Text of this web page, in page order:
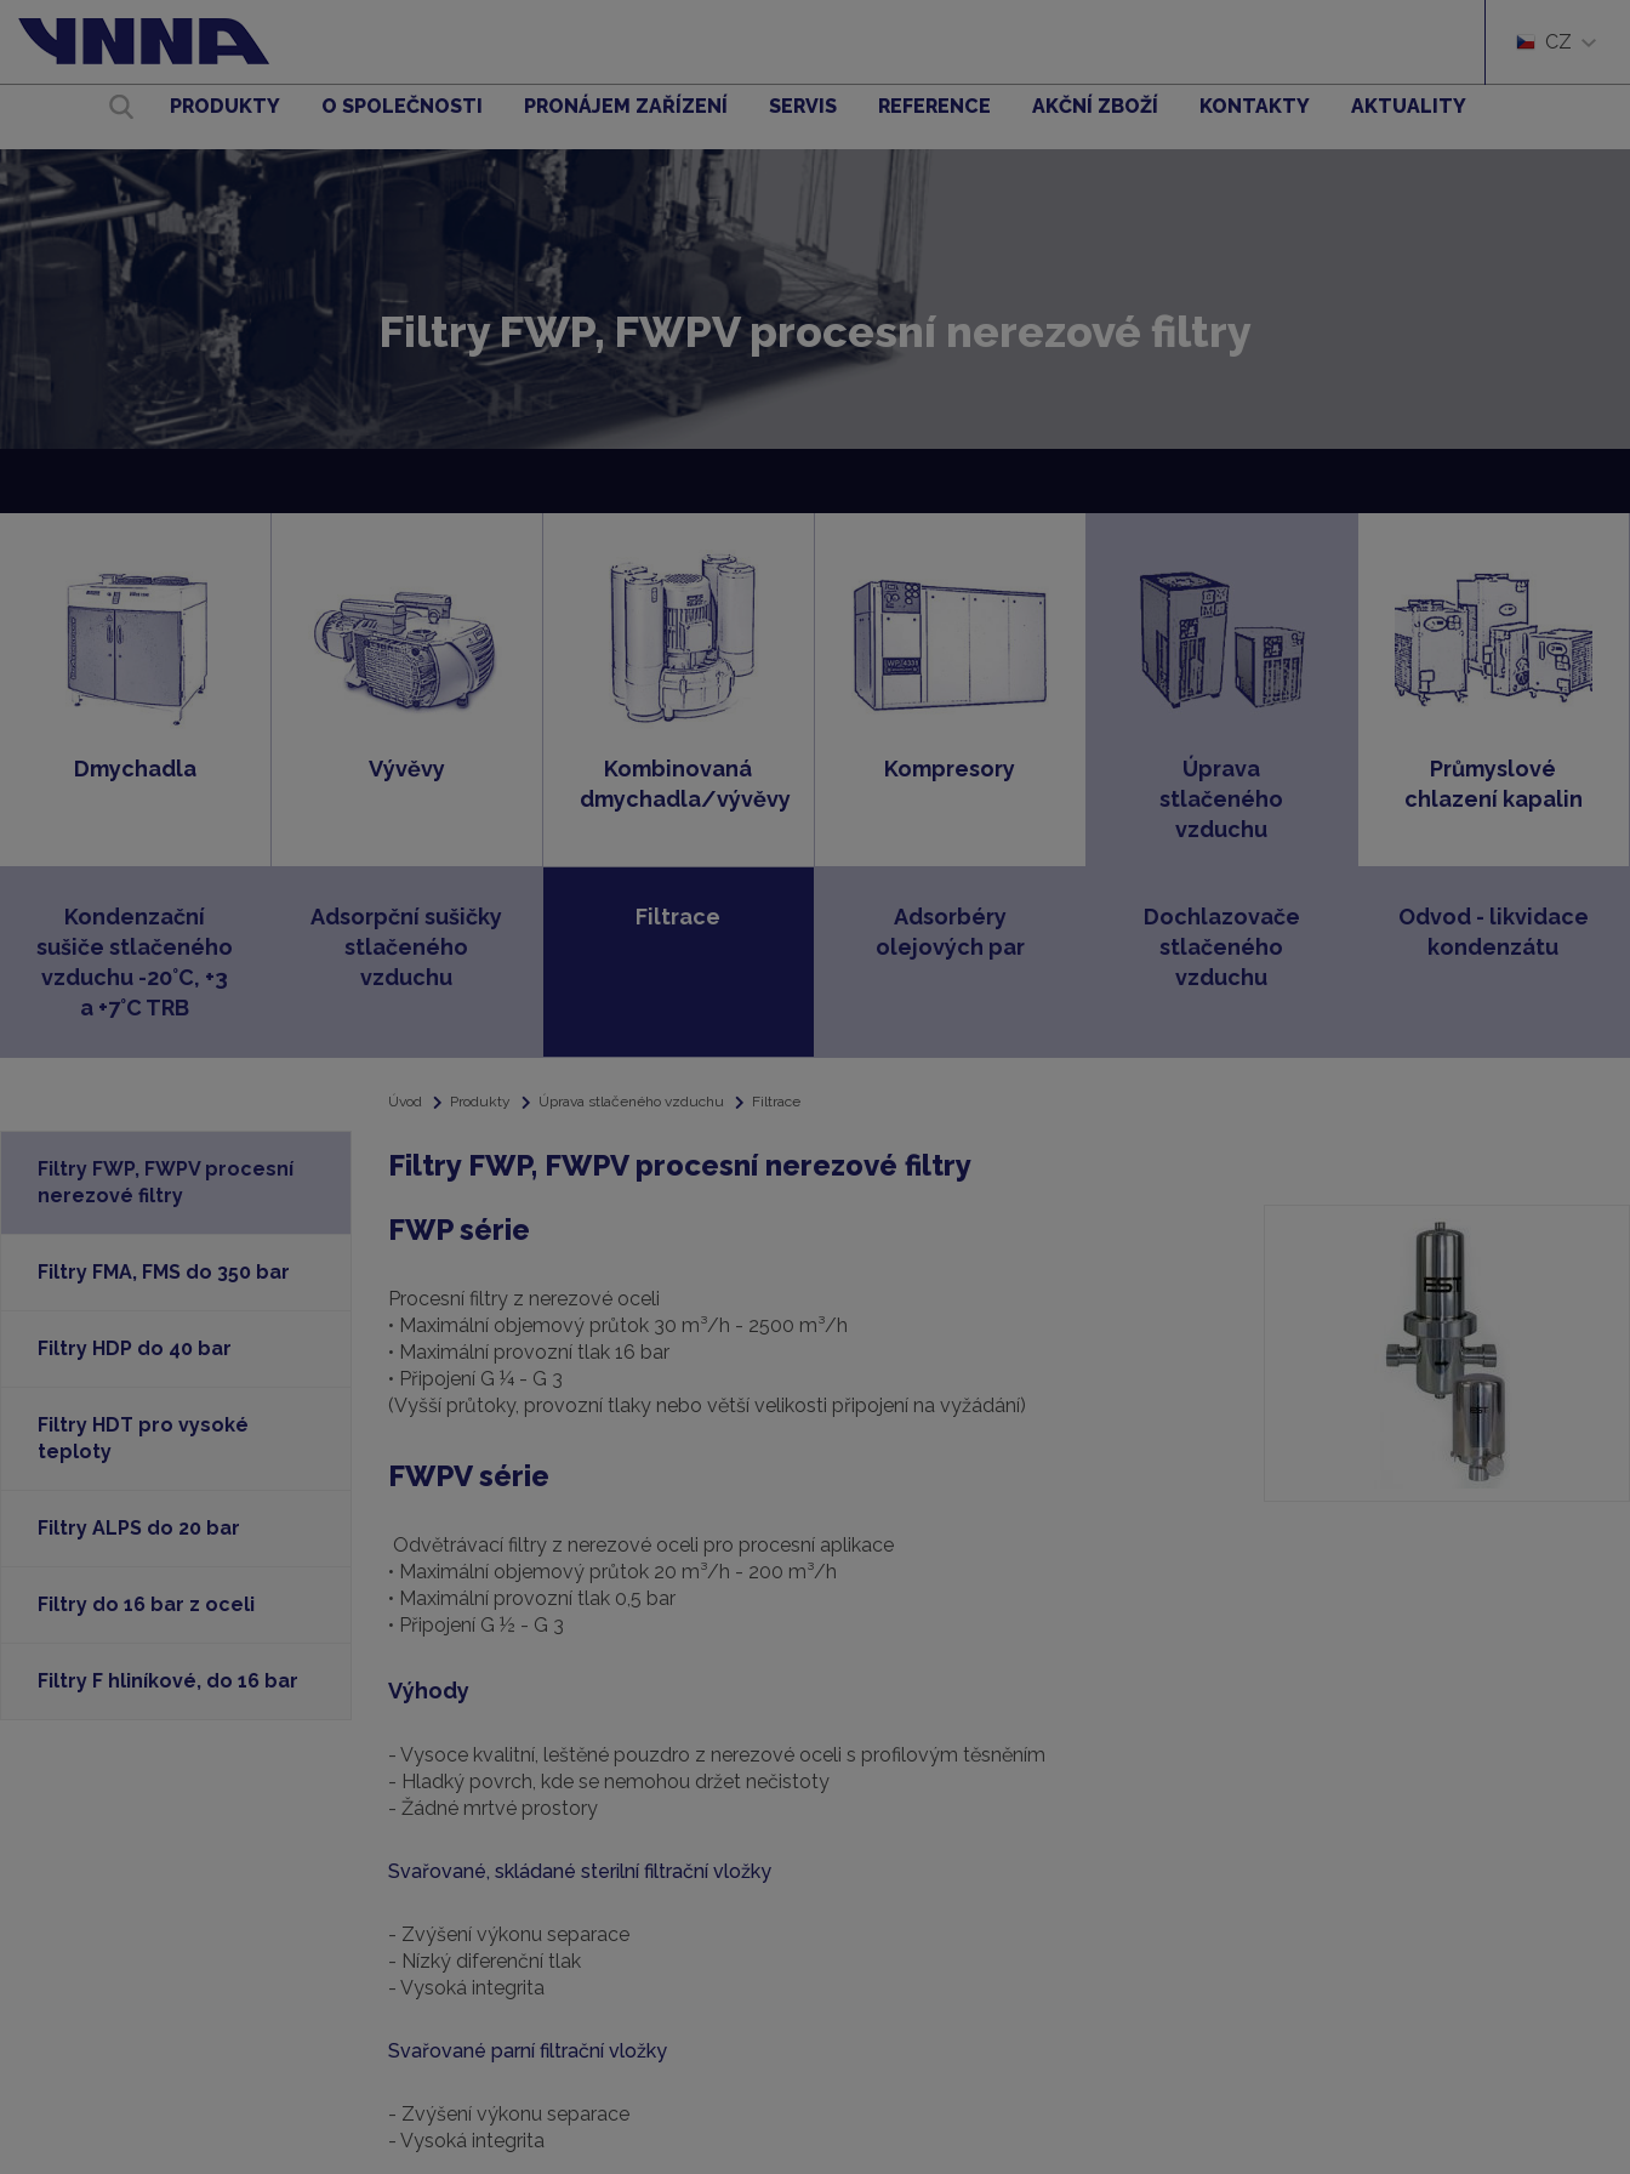
CZ
PRODUKTY O SPOLEČNOSTI PRONÁJEM ZAŘÍZENÍ SERVIS REFERENCE AKČNÍ ZBOŽÍ KONTAKTY AKTUALITY
Filtry FWP, FWPV procesní nerezové filtry
Dmychadla Vývěvy
Kombinovaná
dmychadla/vývěvy
Kompresory
Úprava
stlačeného
vzduchu
Průmyslové
chlazení kapalin
Kondenzační
sušiče stlačeného
vzduchu -20°C, +3
a +7°C TRB
Adsorpční sušičky
stlačeného
vzduchu
Filtrace
Adsorbéry
olejových par
Dochlazovače
stlačeného
vzduchu
Odvod - likvidace
kondenzátu
Úvod Produkty Úprava stlačeného vzduchu Filtrace
Filtry FWP, FWPV procesní nerezové filtry
FWP série
Procesní filtry z nerezové oceli
• Maximální objemový průtok 30 m³/h - 2500 m³/h
• Maximální provozní tlak 16 bar
• Připojení G ¼ - G 3
(Vyšší průtoky, provozní tlaky nebo větší velikosti připojení na vyžádání)
FWPV série
Odvětrávací filtry z nerezové oceli pro procesní aplikace
• Maximální objemový průtok 20 m³/h - 200 m³/h
• Maximální provozní tlak 0,5 bar
• Připojení G ½ - G 3
Výhody
- Vysoce kvalitní, leštěné pouzdro z nerezové oceli s profilovým těsněním
- Hladký povrch, kde se nemohou držet nečistoty
- Žádné mrtvé prostory
Svařované, skládané sterilní filtrační vložky
- Zvýšení výkonu separace
- Nízký diferenční tlak
- Vysoká integrita
Svařované parní filtrační vložky
- Zvýšení výkonu separace
- Vysoká integrita
Filtry FWP, FWPV procesní
nerezové filtry
Filtry FMA, FMS do 350 bar
Filtry HDP do 40 bar
Filtry HDT pro vysoké
teploty
Filtry ALPS do 20 bar
Filtry do 16 bar z oceli
Filtry F hliníkové, do 16 bar